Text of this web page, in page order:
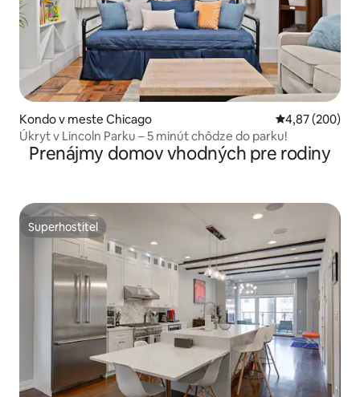
Kondo v meste Chicago Priemerné
4,87 (200)
Úkryt v Lincoln Parku – 5 minút chôdze do parku!
Prenájmy domov vhodných pre rodiny
Superhostiteľ
Superhostiteľ